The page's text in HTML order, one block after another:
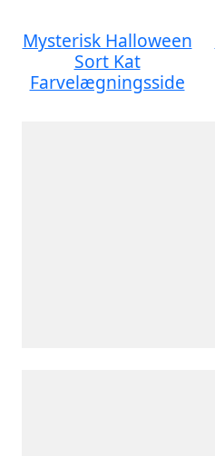
Mysterisk Halloween
Sort Kat
Farvelægningsside